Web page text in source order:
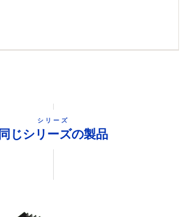
シリーズ
同じシリーズの製品